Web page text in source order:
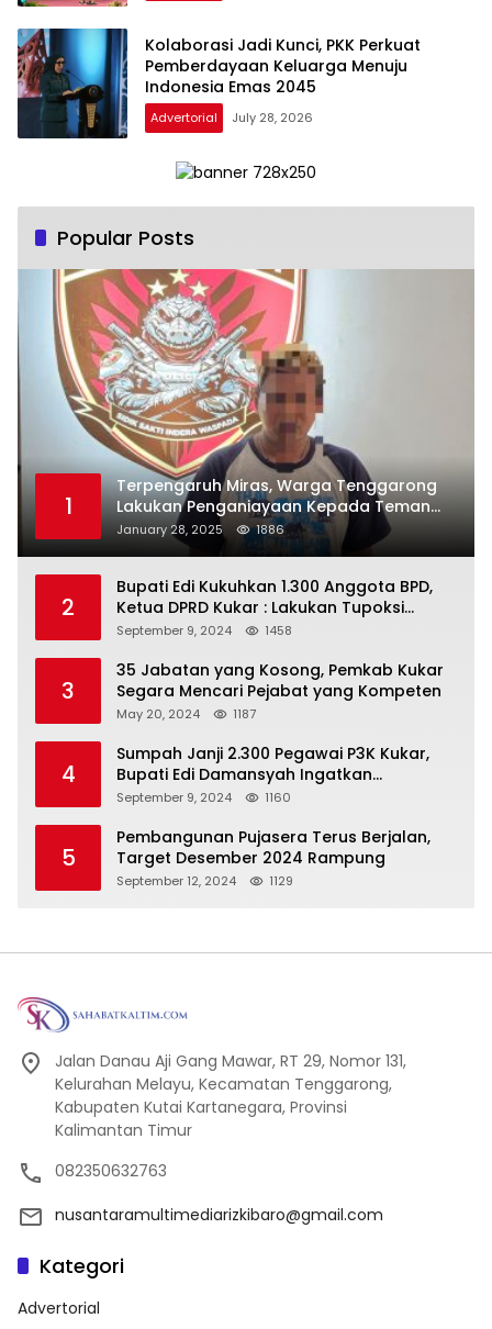
Kolaborasi Jadi Kunci, PKK Perkuat
Pemberdayaan Keluarga Menuju
Indonesia Emas 2045
Advertorial July 28, 2026
Popular Posts
1
Terpengaruh Miras, Warga Tenggarong
Lakukan Penganiayaan Kepada Teman
Sendiri
January 28, 2025 1886
2
Bupati Edi Kukuhkan 1.300 Anggota BPD,
Ketua DPRD Kukar : Lakukan Tupoksi
Dengan Baik Untuk Wujudkan
September 9, 2024 1458
3
35 Jabatan yang Kosong, Pemkab Kukar
Segara Mencari Pejabat yang Kompeten
May 20, 2024 1187
4
Sumpah Janji 2.300 Pegawai P3K Kukar,
Bupati Edi Damansyah Ingatkan
Tanggung Jawab Baru
September 9, 2024 1160
5
Pembangunan Pujasera Terus Berjalan,
Target Desember 2024 Rampung
September 12, 2024 1129
Jalan Danau Aji Gang Mawar, RT 29, Nomor 131,
Kelurahan Melayu, Kecamatan Tenggarong,
Kabupaten Kutai Kartanegara, Provinsi
Kalimantan Timur
082350632763
nusantaramultimediarizkibaro@gmail.com
Kategori
Advertorial